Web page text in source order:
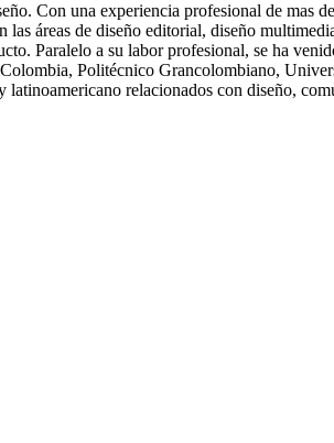
Con una experiencia profesional de mas
áreas de diseño editorial, diseño
Paralelo a su labor profesional, se ha
Politécnico Grancolombiano,
relacionados con diseño,